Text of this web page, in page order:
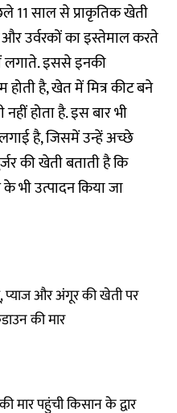
11 साल से प्राकृतिक खेती
उर्वरकों का इस्तेमाल करते
लगाते. इससे इनकी
होती है, खेत में मित्र कीट बने
होता है. इस बार भी
है, जिसमें उन्हें अच्छे
की खेती बताती है कि
भी उत्पादन किया जा
और अंगूर की खेती पर
की मार
मार पहुंची किसान के द्वार